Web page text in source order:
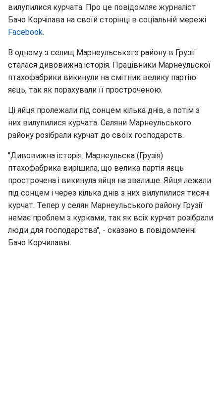
вилупилися курчата. Про це повідомляє журналіст
Бачо Корчілава на своїй сторінці в соціальній мережі
Facebook.
В одному з селищ Марнеульського району в Грузії
сталася дивовижна історія. Працівники Марнеульскої
птахофабрики викинули на смітник велику партію
яєць, так як порахували її простроченою.
Ці яйця пролежали під сонцем кілька днів, а потім з
них вилупилися курчата. Селяни Марнеульського
району розібрали курчат до своїх господарств.
"Дивовижна історія. Марнеульска (Грузія)
птахофабрика вирішила, що велика партія яєць
прострочена і викинула яйця на звалище. Яйця лежали
під сонцем і через кілька днів з них вилупилися тисячі
курчат. Тепер у селян Марнеульського району Грузії
немає проблем з курками, так як всіх курчат розібрали
люди для господарства", - сказано в повідомленні
Бачо Корчилавы.